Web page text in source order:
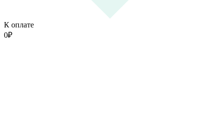
К оплате
0₽